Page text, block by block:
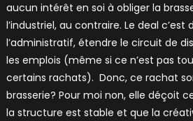
aucun intérêt en soi à obliger la
l’industriel, au contraire. Le deal c’est
l’administratif, étendre le circuit de
les emplois (même si ce n’est pas
certains rachats). Donc, ce rachat
brasserie? Pour moi non, elle déçoit
la structure est stable et que la